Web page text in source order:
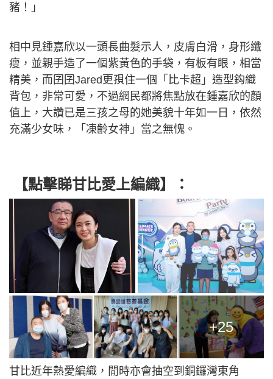
豬！」
相中見鍾嘉欣以一頭長曲髮示人，皮膚白滑，身形纖
瘦，並親手造了一個紫黃色的手袋，有板有眼，相當
精美，而囝囝Jared更孭住一個「比卡超」造型鈎織
背包，非常可愛，不過網民都將焦點放在鍾嘉欣的顏
值上，大讚已是三孩之母的她美貌十年如一日，依然
充滿少女味，「凍齡女神」當之無愧。
【點擊睇甘比愛上編織】：
+25
甘比近年熱愛編織，閒時亦會抽空到銅鑼灣東角